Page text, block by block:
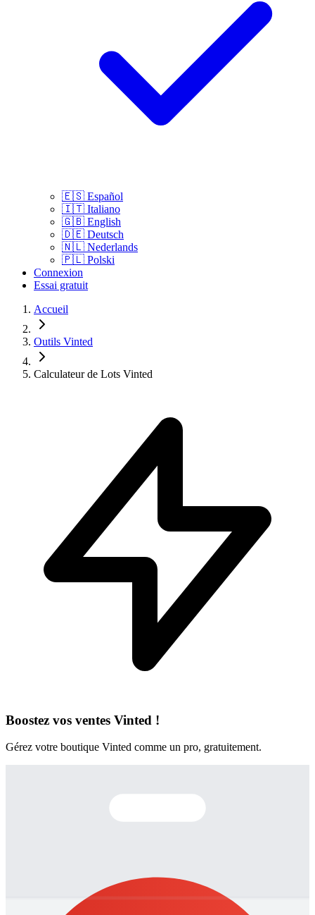
🇪🇸 Español
🇮🇹 Italiano
🇬🇧 English
🇩🇪 Deutsch
🇳🇱 Nederlands
🇵🇱 Polski
Connexion
Essai gratuit
Accueil
Outils Vinted
Calculateur de Lots Vinted
Boostez vos ventes Vinted !
Gérez votre boutique Vinted comme un pro, gratuitement.